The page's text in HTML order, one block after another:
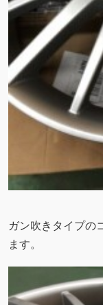
ガン吹きタイプの
ます。